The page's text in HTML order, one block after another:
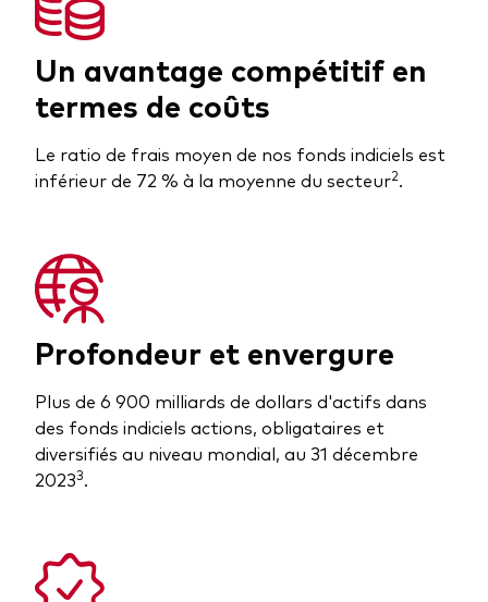
Un avantage compétitif en
termes de coûts
Le ratio de frais moyen de nos fonds indiciels est
inférieur de 72 % à la moyenne du secteur2.
Profondeur et envergure
Plus de 6 900 milliards de dollars d'actifs dans
des fonds indiciels actions, obligataires et
diversifiés au niveau mondial, au 31 décembre
20233.